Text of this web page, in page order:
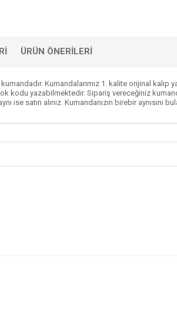
ÜRÜN ÖNERILERI
Kumandalarımız 1. kalite orijinal kalıp
kodu yazabilmektedir. Sipariş vereceğiniz
ise satın alınız. Kumandanızın birebir aynısını